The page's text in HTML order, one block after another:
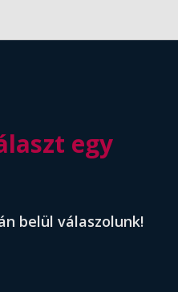
egy
belül válaszolunk!